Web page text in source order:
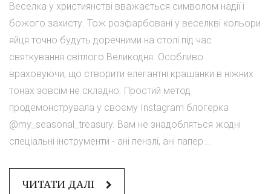
Веселка у християнстві вважається символом надії і
божого захисту. Тож розфарбовані у веселкві кольори
яйця точно будуть доречними на столі під час
святкування світлого Великодня. Особливо
враховуючи, що створити елегантні крашанки в ніжних
тонах зовсім не складно. Простий метод
продемонструвала у своєму Instagram блогерка
@my_seasonal_treasury. Вам не знадобляться жодні
спеціальні інструменти - ані пензлі, ані папер...
ЧИТАТИ ДАЛІ